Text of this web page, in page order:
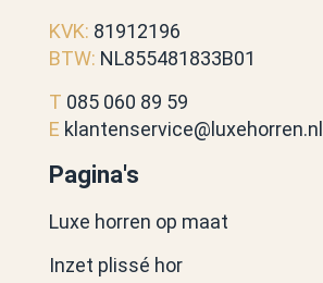
KVK: 81912196
BTW: NL855481833B01
T 085 060 89 59
E klantenservice@luxehorren.nl
Pagina's
Luxe horren op maat
Inzet plissé hor